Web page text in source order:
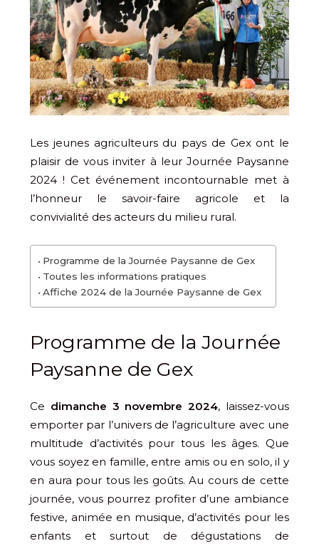
Les jeunes agriculteurs du pays de Gex ont le
plaisir de vous inviter à leur Journée Paysanne
2024 ! Cet événement incontournable met à
l’honneur le savoir-faire agricole et la
convivialité des acteurs du milieu rural.
Programme de la Journée Paysanne de Gex
Toutes les informations pratiques
Affiche 2024 de la Journée Paysanne de Gex
Programme de la Journée
Paysanne de Gex
Ce dimanche 3 novembre 2024, laissez-vous
emporter par l’univers de l’agriculture avec une
multitude d’activités pour tous les âges. Que
vous soyez en famille, entre amis ou en solo, il y
en aura pour tous les goûts. Au cours de cette
journée, vous pourrez profiter d’une ambiance
festive, animée en musique, d’activités pour les
enfants et surtout de dégustations de